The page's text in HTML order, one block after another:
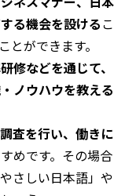
る機会を設ける こ
とができます。
修などを通じて、
ノウハウを教える
査を行い、働きに
めです。その場合
さしい日本語」や